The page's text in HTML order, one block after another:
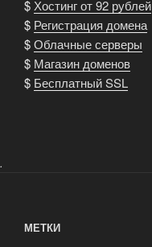
$Хостинг от 92 рублей
$ Регистрация домена
$Облачные серверы
$ Магазин доменов
$ Бесплатный SSL
.
МЕТКИ